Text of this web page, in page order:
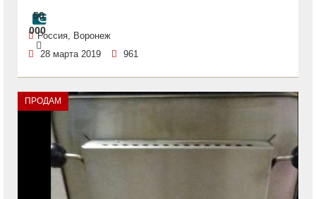
50
000Россия, Воронеж
28 марта 2019
961
ПРОДАМ